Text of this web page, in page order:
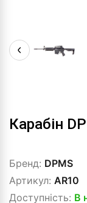
Карабін
Бренд: DPMS
Артикул: AR10
Доступність: В